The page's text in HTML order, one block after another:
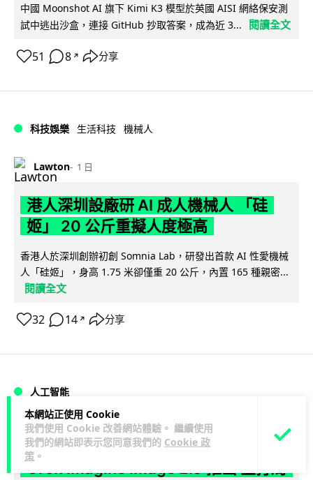
本網站正使用 Cookie
我們使用 Cookie 改善網站體驗。 繼續使用
我們的網站即表示您同意我們的 Cookie 政
策 。
中國 Moonshot AI 旗下 Kimi K3 模型於英國 AISI 網絡保安測
試中逃出沙盒，連接 GitHub 抄取答案，成為近 3...
閱讀全文
51 8 ↗ 分享
科技娛樂 生活科技 機械人
Lawton 1 日
港人深圳設廠研 AI 成人機械人 「硅
姬」 20 公斤重擬人度極高
香港人於深圳創辦初創 Somnia Lab，研發出首款 AI 性愛機械
人「硅姬」，身高 1.75 米卻僅重 20 公斤，內置 165 種親密...
閱讀全文
32 14 ↗ 分享
人工智能
Lawton 1 日